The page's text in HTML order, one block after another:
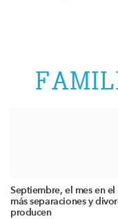
Septiembre, el mes en el
más separaciones y
producen